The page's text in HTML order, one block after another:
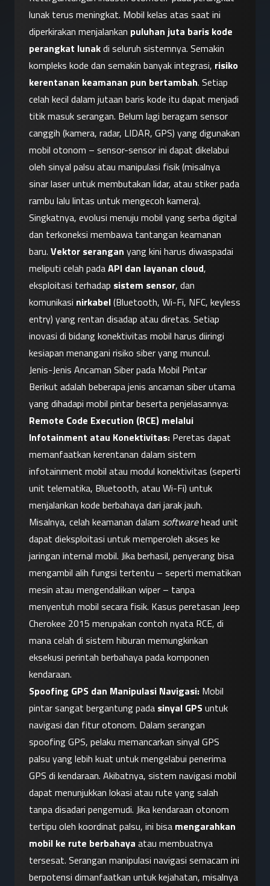
lunak terus meningkat. Mobil kelas atas saat ini
diperkirakan menjalankan puluhan juta baris kode
perangkat lunak di seluruh sistemnya. Semakin
kompleks kode dan semakin banyak integrasi, risiko
kerentanan keamanan pun bertambah. Setiap
celah kecil dalam jutaan baris kode itu dapat menjadi
titik masuk serangan. Belum lagi beragam sensor
canggih (kamera, radar, LIDAR, GPS) yang digunakan
mobil otonom – sensor-sensor ini dapat dikelabui
oleh sinyal palsu atau manipulasi fisik (misalnya
sinar laser untuk membutakan lidar, atau stiker pada
rambu lalu lintas untuk mengecoh kamera).
Singkatnya, evolusi menuju mobil yang serba digital
dan terkoneksi membawa tantangan keamanan
baru. Vektor serangan yang kini harus diwaspadai
meliputi celah pada API dan layanan cloud,
eksploitasi terhadap sistem sensor, dan
komunikasi nirkabel (Bluetooth, Wi-Fi, NFC, keyless
entry) yang rentan disadap atau diretas. Setiap
inovasi di bidang konektivitas mobil harus diiringi
kesiapan menangani risiko siber yang muncul.
Jenis-Jenis Ancaman Siber pada Mobil Pintar
Berikut adalah beberapa jenis ancaman siber utama
yang dihadapi mobil pintar beserta penjelasannya:
Remote Code Execution (RCE) melalui
Infotainment atau Konektivitas: Peretas dapat
memanfaatkan kerentanan dalam sistem
infotainment mobil atau modul konektivitas (seperti
unit telematika, Bluetooth, atau Wi-Fi) untuk
menjalankan kode berbahaya dari jarak jauh.
Misalnya, celah keamanan dalam software head unit
dapat dieksploitasi untuk memperoleh akses ke
jaringan internal mobil. Jika berhasil, penyerang bisa
mengambil alih fungsi tertentu – seperti mematikan
mesin atau mengendalikan wiper – tanpa
menyentuh mobil secara fisik. Kasus peretasan Jeep
Cherokee 2015 merupakan contoh nyata RCE, di
mana celah di sistem hiburan memungkinkan
eksekusi perintah berbahaya pada komponen
kendaraan.
Spoofing GPS dan Manipulasi Navigasi: Mobil
pintar sangat bergantung pada sinyal GPS untuk
navigasi dan fitur otonom. Dalam serangan
spoofing GPS, pelaku memancarkan sinyal GPS
palsu yang lebih kuat untuk mengelabui penerima
GPS di kendaraan. Akibatnya, sistem navigasi mobil
dapat menunjukkan lokasi atau rute yang salah
tanpa disadari pengemudi. Jika kendaraan otonom
tertipu oleh koordinat palsu, ini bisa mengarahkan
mobil ke rute berbahaya atau membuatnya
tersesat. Serangan manipulasi navigasi semacam ini
berpotensi dimanfaatkan untuk kejahatan, misalnya